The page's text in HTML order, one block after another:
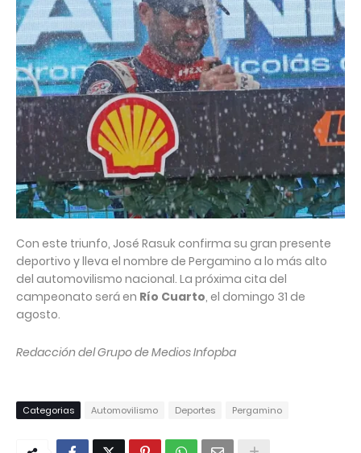
Con este triunfo, José Rasuk confirma su gran presente
deportivo y lleva el nombre de Pergamino a lo más alto
del automovilismo nacional. La próxima cita del
campeonato será en Río Cuarto, el domingo 31 de
agosto.
Redacción del Grupo de Medios Infopba
Categorias Automovilismo Deportes Pergamino